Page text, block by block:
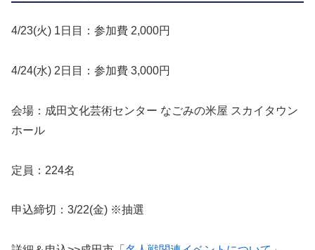
4/23(火) 1日目：参加費 2,000円
4/24(水) 2日目：参加費 3,000円
会場：成田文化芸術センター なごみの米屋 スカイタウン
ホール
定員：224名
申込締切：3/22(金) ※抽選